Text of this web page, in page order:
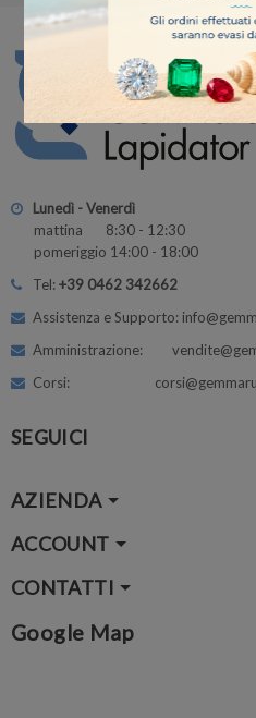
Lunedì - Venerdì
mattina 8:30 - 12:30
pomeriggio 14:00 - 18:00
Tel:+39 0462 342662
Assistenza e Supporto:
Amministrazione:
Corsi:
SEGUICI
AZIENDA
ACCOUNT
CONTATTI
Google Map